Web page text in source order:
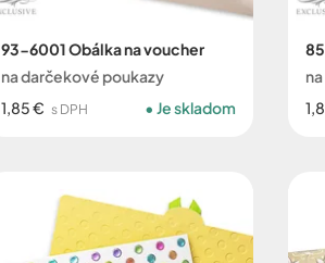
93-6001 Obálka na voucher
na darčekové poukazy
1,85 € s DPH Je skladom